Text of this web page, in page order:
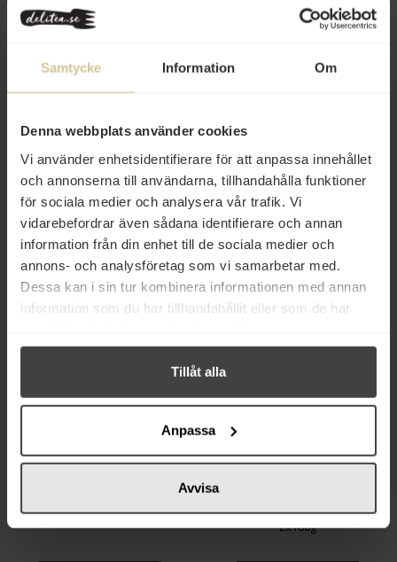
Samtycke Information Om
Denna webbplats använder cookies
Vi använder enhetsidentifierare för att anpassa innehållet
och annonserna till användarna, tillhandahålla funktioner
för sociala medier och analysera vår trafik. Vi
vidarebefordrar även sådana identifierare och annan
information från din enhet till de sociala medier och
annons- och analysföretag som vi samarbetar med.
Dessa kan i sin tur kombinera informationen med annan
information som du har tillhandahållit eller som de har
Tillåt alla
Anpassa
Avvisa
Mutti Tomatpuré
Köp
Mutti Krossade Tomater 3x400g
Köp
Cloetta Polly Röd Milkchoco 200g
Fontana Pizzabotten Vete 30cm
2x180g